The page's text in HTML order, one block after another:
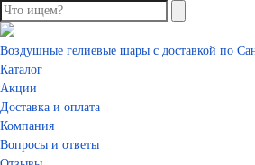
Воздушные гелиевые шары с доставкой по
Каталог
Акции
Доставка и оплата
Компания
Вопросы и ответы